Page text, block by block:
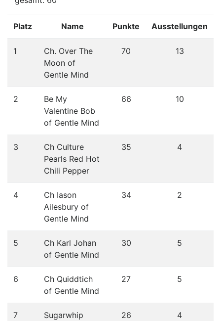
Platz Name Punkte Ausstellungen
1
Ch. Over The
Moon of
Gentle Mind
70 13
2
Be My
Valentine Bob
of Gentle Mind
66 10
3
Ch Culture
Pearls Red Hot
Chili Pepper
35 4
4
Ch Iason
Ailesbury of
Gentle Mind
34 2
5
Ch Karl Johan
of Gentle Mind
30 5
6
Ch Quiddtich
of Gentle Mind
27 5
7
Sugarwhip
26 4